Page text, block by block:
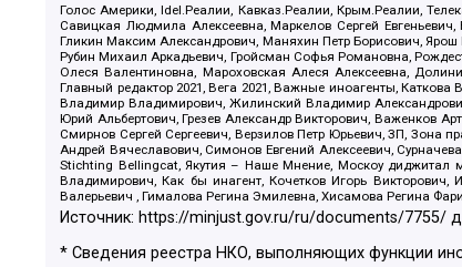
Голос Америки, Idel.Реалии, Кавказ.Реалии, Крым.Реалии,
Савицкая Людмила Алексеевна, Маркелов Сергей
Гликин Максим Александрович, Маняхин Петр Борисович,
Рубин Михаил Аркадьевич, Гройсман Софья Романовна,
Олеся Валентиновна, Мароховская Алеся Алексеевна,
Главный редактор 2021, Вега 2021, Важные иноагенты,
Владимир Владимирович, Жилинский Владимир
Юрий Альбертович, Грезев Александр Викторович, Важенков
Смирнов Сергей Сергеевич, Верзилов Петр Юрьевич, ЗП,
Андрей Вячеславович, Симонов Евгений Алексеевич,
Stichting Bellingcat, Якутия – Наше Мнение, Москоу диджитал
Владимирович, Как бы инагент, Кочетков Игорь Викторович,
Валерьевич , Гималова Регина Эмилевна, Хисамова Регина
Источник: https://minjust.gov.ru/ru/documents/7755/
* Сведения реестра НКО, выполняющих функции